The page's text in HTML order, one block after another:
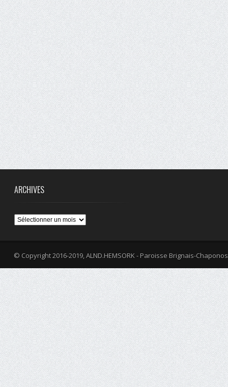
ARCHIVES
Archives
© Copyright 2016-2019, ALND.HEMSORK - Paroisse Brignais-